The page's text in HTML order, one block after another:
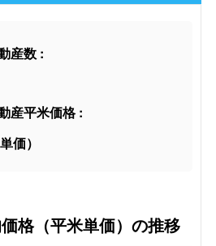
産数 :
産平米価格 :
価）
格（平米単価）の推移